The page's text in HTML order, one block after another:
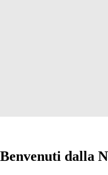
Benvenuti dalla